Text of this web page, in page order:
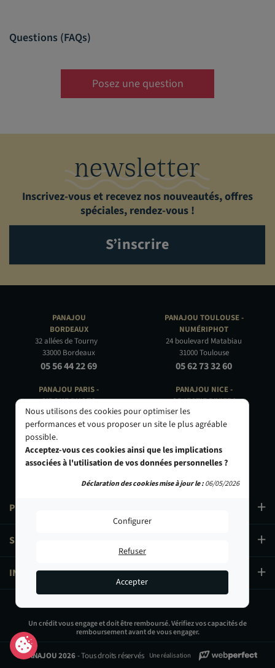
95,50 €
Ajouter au panier
Questions (FAQs)
Posez une question
newsletter
Inscrivez-vous et recevez nos nouveautés, offres
spéciales, rendez-vous !
S’inscrire
PANAJOU
BORDEAUX
32 allées de Tourny
33000 Bordeaux
05 56 44 22 69
PANAJOU PARIS -
CIRQUE PHOTO
9, bd des Filles-du-Calvaire
75003 Paris
01 40 29 91 91
PRODUITS
SERVICES
INFORMATIONS
PANAJOU TOULOUSE -
NUMÉRIPHOT
24 boulevard Matabiau
31000 Toulouse
05 62 73 32 60
PANAJOU NICE -
OBJECTIF RIVIERA
24 Rue de l'Hôtel des Postes
06000 Nice
Un crédit vous engage et doit être remboursé. Vérifiez vos capacités de
remboursement avant de vous engager.
© PANAJOU 2026- Tous droits réservés Une réalisation
Nous utilisons des cookies pour optimiser les
performances et vous proposer un site le plus agréable
possible.
Acceptez-vous ces cookies ainsi que les implications
associées à l'utilisation de vos données personnelles ?
Configurer
Refuser
Accepter
Déclaration des cookies mise à jour le :06/05/2026